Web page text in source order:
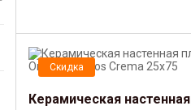
Скидка
Керамическая настенная